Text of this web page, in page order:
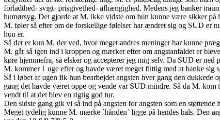
forladthed- svigt- prisgivethed- afhængighed. Medens jeg banker
humørsyg. Det gjorde at M. ikke vidste om hun kunne være sikker på
M. føler så efter om de forskellige følelser har ændret sig og SUD er
hun er.
Så det er kun M. der ved, hvor meget andres meninger har kunne
M. går så igen ind i kroppen og mærker efter om angstanfaldet er
køre hjemmefra, så elsker og accepterer jeg mig selv. Da SUD er
M. kommer 1 uge efter og havde været meget flittig med at banke sig
Så i løbet af ugen fik hun bearbejdet angsten hver gang den
gang det havde været oppe og vende var SUD mindre. Så da M.
vendt til at det blev en rigtig god tur.
Den sidste gang gik vi så ind på angsten for angsten som en støttende
Meget tydelig kunne M. mærke ´hånden´ ligge på hendes hals. Den